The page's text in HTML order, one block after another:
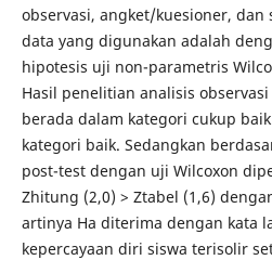
observasi, angket/kuesioner, dan
data yang digunakan adalah
hipotesis uji non-parametris
Hasil penelitian analisis
berada dalam kategori cukup
kategori baik. Sedangkan
post-test dengan uji Wilcoxon
Zhitung (2,0) > Ztabel (1,6)
artinya Ha diterima dengan kata
kepercayaan diri siswa terisolir